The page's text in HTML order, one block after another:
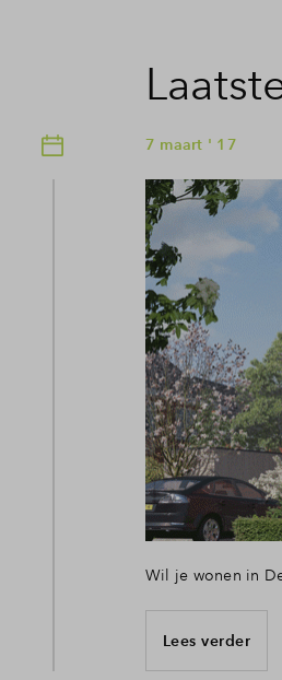
7 maart ' 17
Wil je wonen in
Lees verder